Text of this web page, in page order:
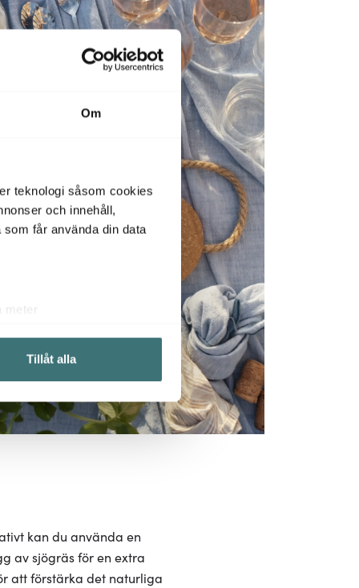
Om
teknologi såsom cookies
och innehåll,
får använda din data
meter
tycker om. Det gör också
som du vill dela med dig
Tillåt alla
kan du använda en
av sjögräs för en extra
att förstärka det naturliga